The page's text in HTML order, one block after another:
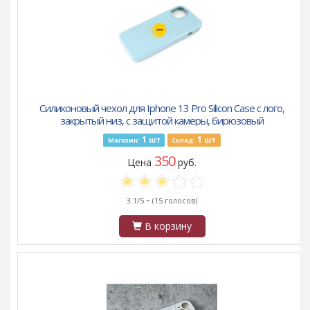
Силиконовый чехол для Iphone 13 Pro Silicon Case с лого,
закрытый низ, с защитой камеры, бирюзовый
Магазин: 1 шт Склад: 1 шт
Цена 350руб.
3.1/5 ~ (15 голосов)
В корзину